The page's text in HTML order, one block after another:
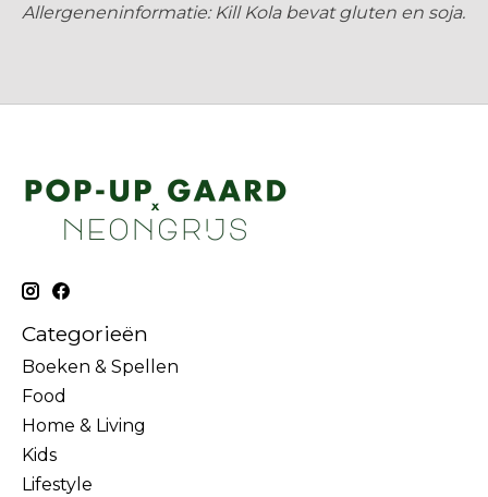
Allergeneninformatie: Kill Kola bevat gluten en soja.
Categorieën
Boeken & Spellen
Food
Home & Living
Kids
Lifestyle